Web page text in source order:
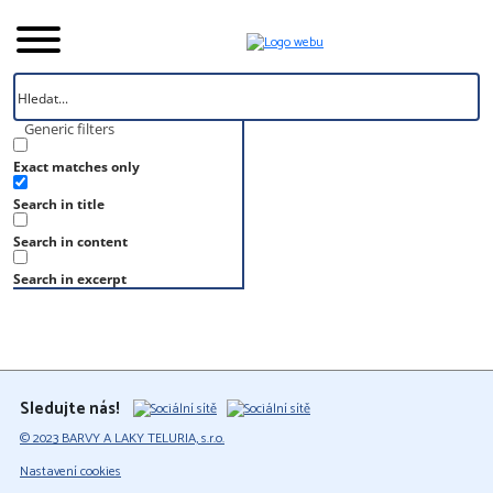
Generic filters
Exact matches only
Search in title
Search in content
Search in excerpt
Úvod
Vzorník
S 4040-G70Y
S 4040-G70Y
Sledujte nás!
© 2023 BARVY A LAKY TELURIA, s.r.o.
Nastavení cookies